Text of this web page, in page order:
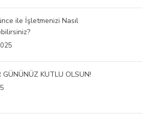
ile İşletmenizi Nasıl
GÜNÜNÜZ KUTLU OLSUN!